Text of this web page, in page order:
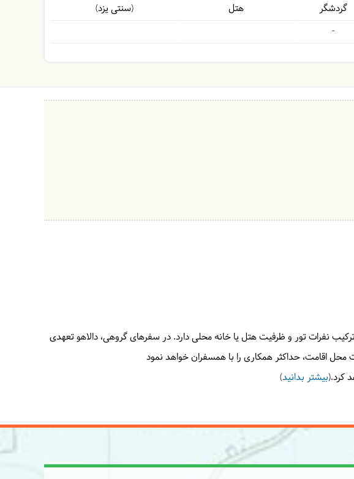
گردشگر هتل
(سنتی یزد)
-
نفرات تور و ظرفیت هتل یا خانه محلی دارد. در سفرهای گروهی، دالاهو تعهدی
محل اقامت، حداکثر همکاری را با همسفران خواهد نمود
کرد.(بیشتر بدانید)